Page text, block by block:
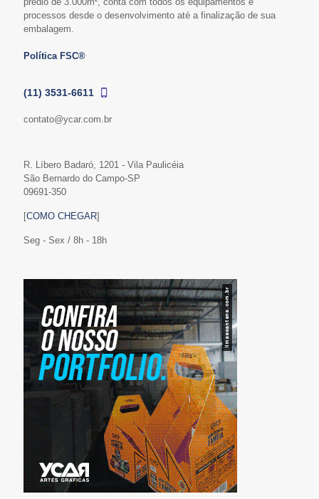
processos desde o desenvolvimento até a finalização de sua
embalagem.
Política FSC®
(11) 3531-6611
contato@ycar.com.br
R. Líbero Badaró, 1201 - Vila Paulicéia
São Bernardo do Campo-SP
09691-350
[COMO CHEGAR]
Seg - Sex / 8h - 18h